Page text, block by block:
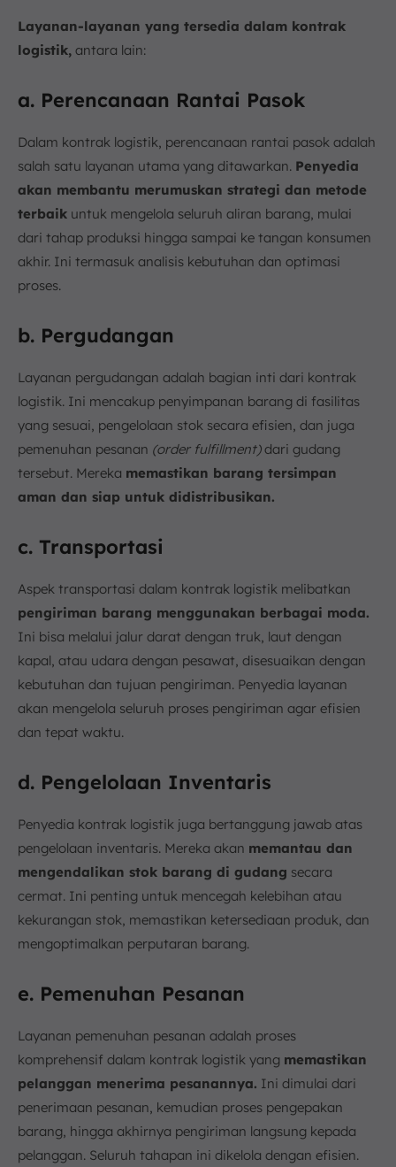
Layanan-layanan yang tersedia dalam kontrak
logistik, antara lain:
a. Perencanaan Rantai Pasok
Dalam kontrak logistik, perencanaan rantai pasok adalah
salah satu layanan utama yang ditawarkan. Penyedia
akan membantu merumuskan strategi dan metode
terbaik untuk mengelola seluruh aliran barang, mulai
dari tahap produksi hingga sampai ke tangan konsumen
akhir. Ini termasuk analisis kebutuhan dan optimasi
proses.
b. Pergudangan
Layanan pergudangan adalah bagian inti dari kontrak
logistik. Ini mencakup penyimpanan barang di fasilitas
yang sesuai, pengelolaan stok secara efisien, dan juga
pemenuhan pesanan (order fulfillment)dari gudang
tersebut. Mereka memastikan barang tersimpan
aman dan siap untuk didistribusikan.
c. Transportasi
Aspek transportasi dalam kontrak logistik melibatkan
pengiriman barang menggunakan berbagai moda.
Ini bisa melalui jalur darat dengan truk, laut dengan
kapal, atau udara dengan pesawat, disesuaikan dengan
kebutuhan dan tujuan pengiriman. Penyedia layanan
akan mengelola seluruh proses pengiriman agar efisien
dan tepat waktu.
d. Pengelolaan Inventaris
Penyedia kontrak logistik juga bertanggung jawab atas
pengelolaan inventaris. Mereka akan memantau dan
mengendalikan stok barang di gudang secara
cermat. Ini penting untuk mencegah kelebihan atau
kekurangan stok, memastikan ketersediaan produk, dan
mengoptimalkan perputaran barang.
e. Pemenuhan Pesanan
Layanan pemenuhan pesanan adalah proses
komprehensif dalam kontrak logistik yang memastikan
pelanggan menerima pesanannya. Ini dimulai dari
penerimaan pesanan, kemudian proses pengepakan
barang, hingga akhirnya pengiriman langsung kepada
pelanggan. Seluruh tahapan ini dikelola dengan efisien.